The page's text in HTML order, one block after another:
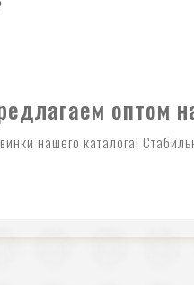
оптом
нашего каталога!